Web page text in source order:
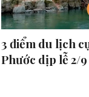
3 điểm du lịch
Phước dịp lễ 2/